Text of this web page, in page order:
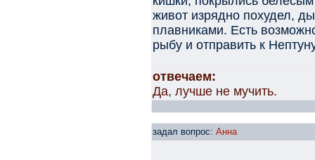
живот изрядно похудел,
плавниками. Есть
рыбу и отправить к
отвечаем:
Да, лучше не мучить.
задал вопрос: Анна